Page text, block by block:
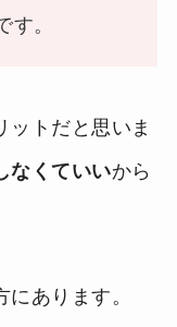
す。
ットだと思いま
なくていいから
あります。